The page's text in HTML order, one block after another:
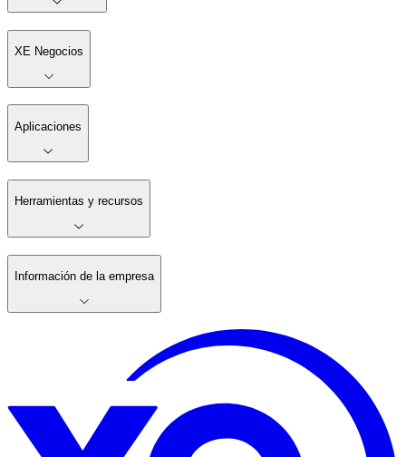
XE Negocios
Aplicaciones
Herramientas y recursos
Información de la empresa